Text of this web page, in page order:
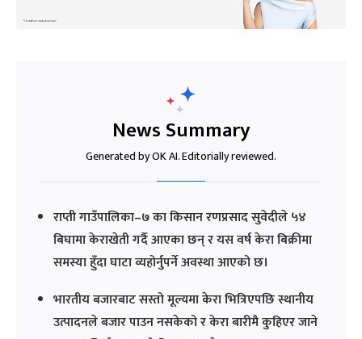
News Summary
Generated by OK AI. Editorially reviewed.
राप्ती गाउँपालिका–७ का किसान रणप्रसाद सुवेदीले ५४
बिघामा केराखेती गर्दै आएका छन् र यस वर्ष केरा बिक्रीमा
समस्या हुँदा घाटा व्यहोर्नुपर्ने अवस्था आएको छ।
भारतीय बजारबाट सस्तो मूल्यमा केरा भित्रिएपछि स्थानीय
उत्पादनले बजार पाउन नसकेको र केरा बारीमै कुहिएर जाने